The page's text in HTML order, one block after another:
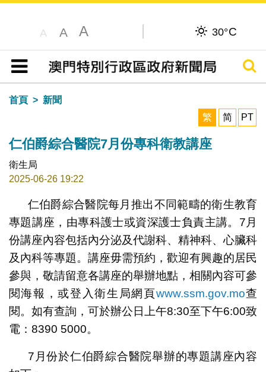
A A A 30°C
目錄
搜尋
首頁
新聞
繁
简 PT
仁伯爵綜合醫院7月份專科衛教講座
衛生局
2025-06-26 19:22
仁伯爵綜合醫院每月推出不同範疇的衛生教育
專題講座，由專科護士或資深護士負責主講。7月
份講座內容包括內分泌及代謝科、精神科、心臟科
及內科等專題。講座毋需預約，歡迎有興趣的居民
參與，敬請留意各講座的舉辦地點，相關內容可參
閱海報，或登入衛生局網頁www.ssm.gov.mo查
閱。如有查詢，可於辦公日上午8:30至下午6:00致
電：8390 5000。
7月份於仁伯爵綜合醫院舉辦的專題講座內容